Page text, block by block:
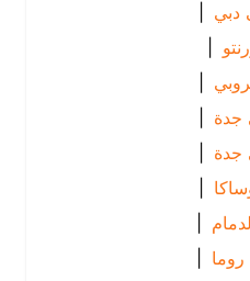
|
|
|
|
|